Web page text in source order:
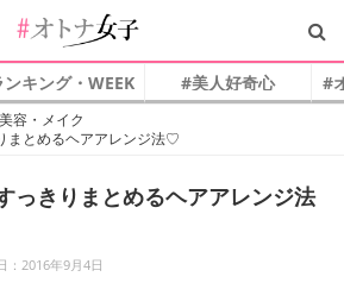
ンキング・WEEK #美人好奇心 #
美容・メイク
まとめるヘアアレンジ法♡
っきりまとめるヘアアレンジ法
：2016年9月4日